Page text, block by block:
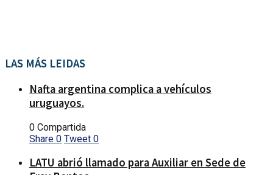
LAS MÁS LEIDAS
Nafta argentina complica a vehículos
uruguayos.
0 Compartida
Share 0 Tweet 0
LATU abrió llamado para Auxiliar en Sede de